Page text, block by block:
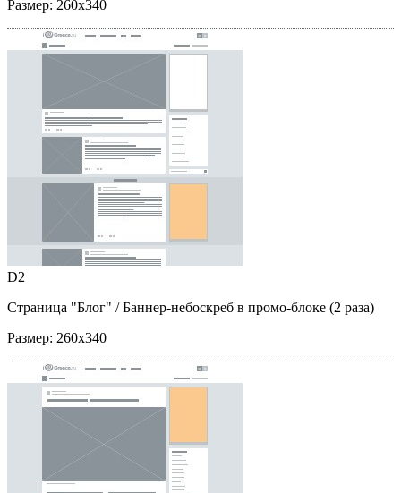
Размер: 260x340
D2
Страница "Блог" / Баннер-небоскреб в промо-блоке (2 раза)
Размер: 260x340